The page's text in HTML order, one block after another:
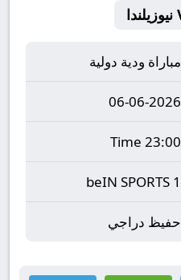
مباراة ودية دولية
06-06-2026
23:00 Time
beIN SPORTS 1
حفيظ دراجي